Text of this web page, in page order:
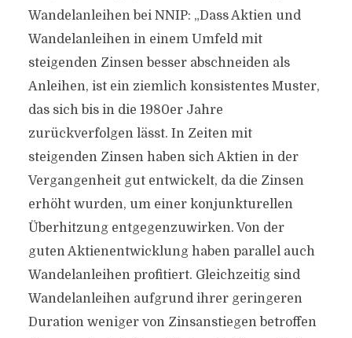
Wandelanleihen bei NNIP: „Dass Aktien und
Wandelanleihen in einem Umfeld mit
steigenden Zinsen besser abschneiden als
Anleihen, ist ein ziemlich konsistentes Muster,
das sich bis in die 1980er Jahre
zurückverfolgen lässt. In Zeiten mit
steigenden Zinsen haben sich Aktien in der
Vergangenheit gut entwickelt, da die Zinsen
erhöht wurden, um einer konjunkturellen
Überhitzung entgegenzuwirken. Von der
guten Aktienentwicklung haben parallel auch
Wandelanleihen profitiert. Gleichzeitig sind
Wandelanleihen aufgrund ihrer geringeren
Duration weniger von Zinsanstiegen betroffen